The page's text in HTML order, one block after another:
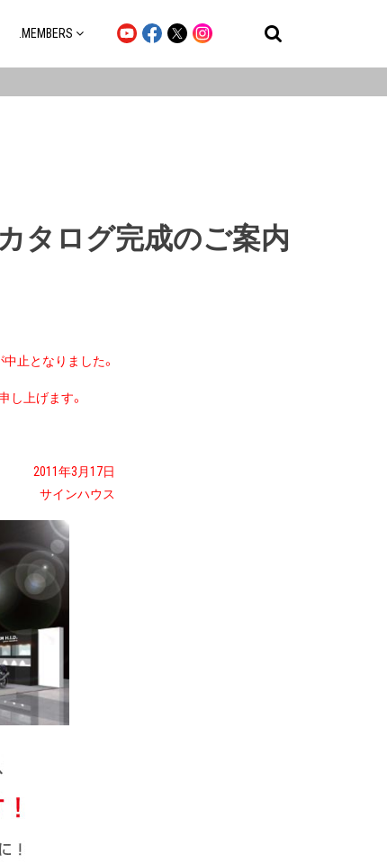
.MEMBERS
タログ完成のご案内
止となりました。
し上げます。
2011年3月17日
サインハウス